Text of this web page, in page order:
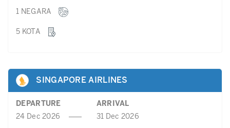
1 NEGARA
5 KOTA
SINGAPORE AIRLINES
DEPARTURE
ARRIVAL
24 Dec 2026
31 Dec 2026